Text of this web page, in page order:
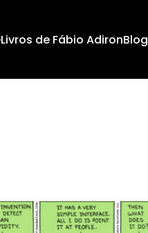
Livros de Fábio AdironBlog